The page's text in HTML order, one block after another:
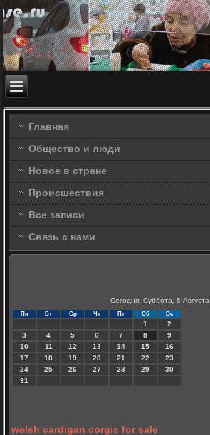
Главная
Общество и люди
Новое в стране
Происшествия
Все записи
Связь с нами
Сегодня: Суббота, 8 Августа
Пн Вт Ср Чт Пт Сб Вс
1
2
3
4 5 6 7 8
9
10
11 12 13 14 15
16
17
18 19 20 21 22
23
24
25 26 27 28 29
30
31
welsh cardigan corgis for sale